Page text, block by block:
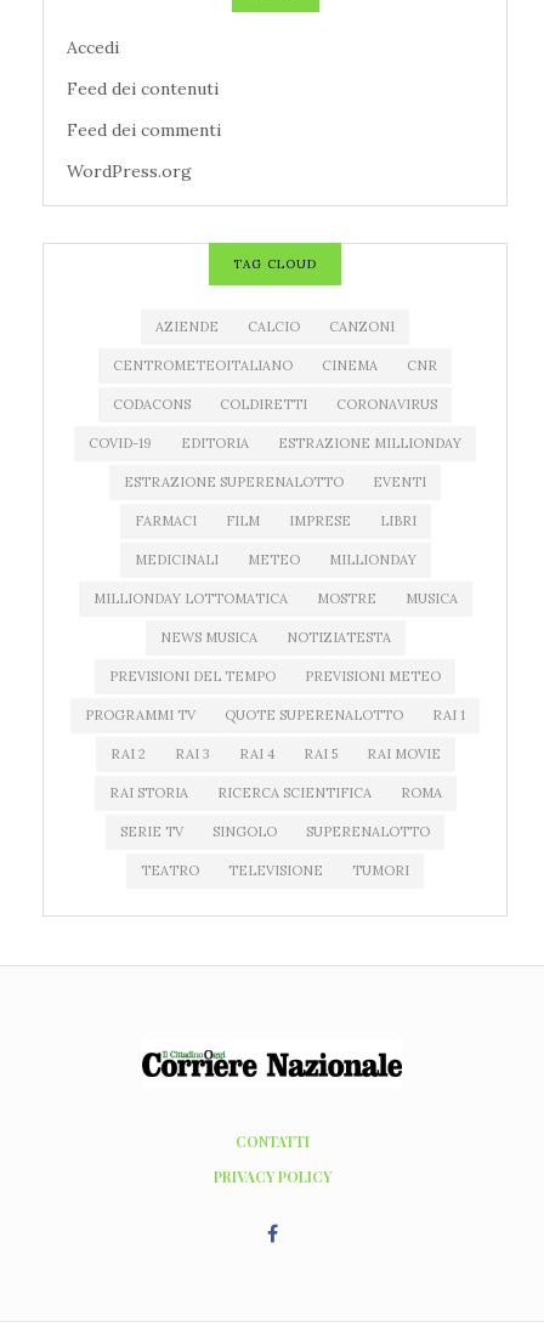
Accedi
Feed dei contenuti
Feed dei commenti
WordPress.org
TAG CLOUD
AZIENDE CALCIO CANZONI
CENTROMETEOITALIANO CINEMA CNR
CODACONS COLDIRETTI CORONAVIRUS
COVID-19 EDITORIA ESTRAZIONE MILLIONDAY
ESTRAZIONE SUPERENALOTTO EVENTI
FARMACI FILM IMPRESE LIBRI
MEDICINALI METEO MILLIONDAY
MILLIONDAY LOTTOMATICA MOSTRE MUSICA
NEWS MUSICA NOTIZIATESTA
PREVISIONI DEL TEMPO PREVISIONI METEO
PROGRAMMI TV QUOTE SUPERENALOTTO RAI 1
RAI 2 RAI 3 RAI 4 RAI 5 RAI MOVIE
RAI STORIA RICERCA SCIENTIFICA ROMA
SERIE TV SINGOLO SUPERENALOTTO
TEATRO TELEVISIONE TUMORI
CONTATTI
PRIVACY POLICY